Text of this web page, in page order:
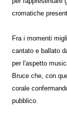
cromatiche
Fra i momenti
cantato e ballato
per l'aspetto
Bruce che, con
corale
pubblico.